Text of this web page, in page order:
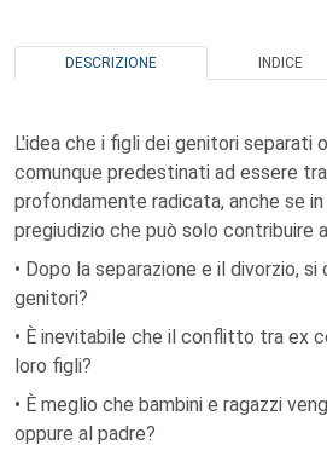
DESCRIZIONE INDICE
L'idea che i figli dei genitori separati
comunque predestinati ad essere
profondamente radicata, anche se
pregiudizio che può solo contribuire
• Dopo la separazione e il divorzio,
genitori?
• È inevitabile che il conflitto tra ex
loro figli?
• È meglio che bambini e ragazzi
oppure al padre?